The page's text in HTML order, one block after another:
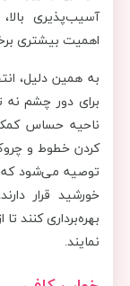
آسیب‌پذیری
اهمیت بیشتری
به همین دلیل،
برای دور چشم نه
ناحیه حساس
کردن خطوط و
توصیه می‌شود
خورشید قرار
بهره‌برداری
نمایند.